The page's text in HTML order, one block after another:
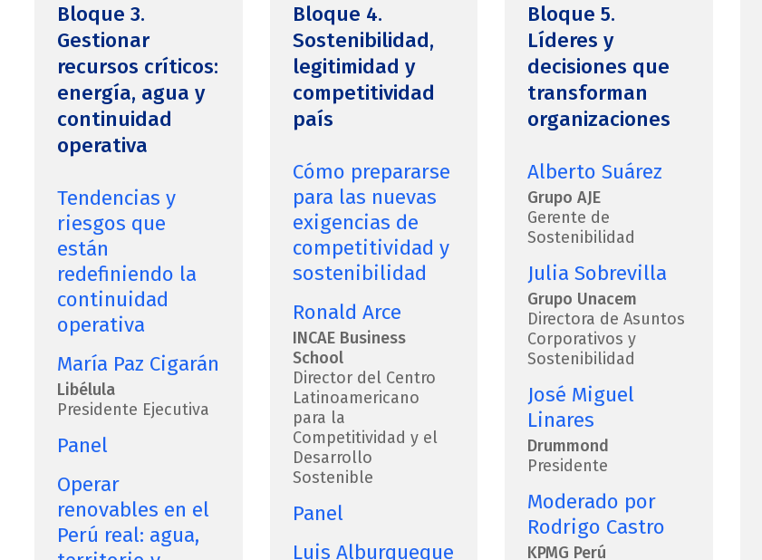
Bloque 3.
Gestionar
recursos críticos:
energía, agua y
continuidad
operativa
Tendencias y
riesgos que
están
redefiniendo la
continuidad
operativa
María Paz Cigarán
Libélula
Presidente Ejecutiva
Panel
Operar
renovables en el
Perú real: agua,
Bloque 4.
Sostenibilidad,
legitimidad y
competitividad
país
Cómo prepararse
para las nuevas
exigencias de
competitividad y
sostenibilidad
Ronald Arce
INCAE Business
School
Director del Centro
Latinoamericano
para la
Competitividad y el
Desarrollo
Sostenible
Panel
Luis Alburqueque
Bloque 5.
Líderes y
decisiones que
transforman
organizaciones
Alberto Suárez
Grupo AJE
Gerente de
Sostenibilidad
Julia Sobrevilla
Grupo Unacem
Directora de Asuntos
Corporativos y
Sostenibilidad
José Miguel
Linares
Drummond
Presidente
Moderado por
Rodrigo Castro
KPMG Perú